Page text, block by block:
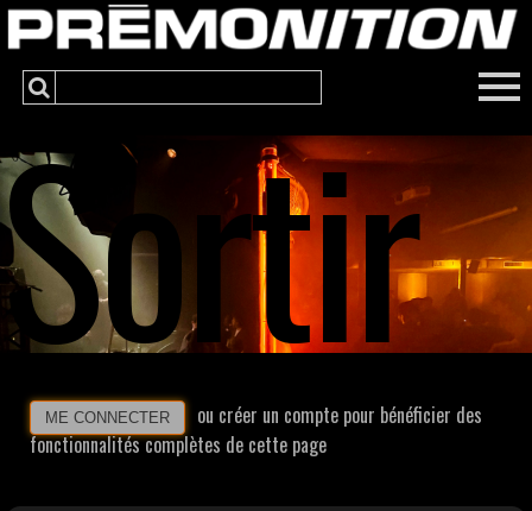
Sortir
ME CONNECTER
ou créer un compte pour bénéficier des
fonctionnalités complètes de cette page